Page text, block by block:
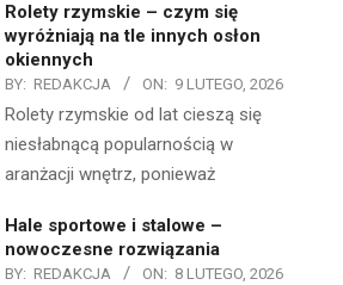
Rolety rzymskie – czym się
wyróżniają na tle innych osłon
okiennych
BY: REDAKCJA ON: 9 LUTEGO, 2026
Rolety rzymskie od lat cieszą się
niesłabnącą popularnością w
aranżacji wnętrz, ponieważ
Hale sportowe i stalowe –
nowoczesne rozwiązania
BY: REDAKCJA ON: 8 LUTEGO, 2026